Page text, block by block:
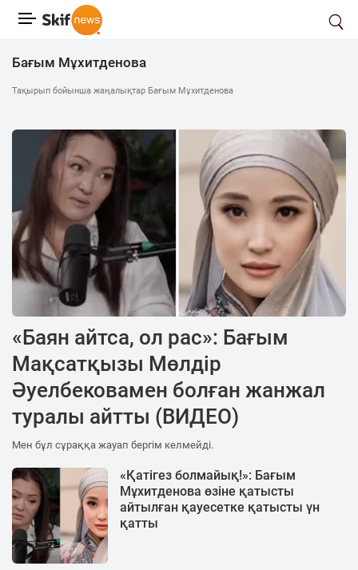
Бағым Мұхитденова
Тақырып бойынша жаңалықтар Бағым Мұхитденова
«Баян айтса, ол рас»: Бағым
Мақсатқызы Мөлдір
Әуелбековамен болған жанжал
туралы айтты (ВИДЕО)
Мен бұл сұраққа жауап бергім келмейді.
«Қатігез болмайық!»: Бағым
Мұхитденова өзіне қатысты
айтылған қауесетке қатысты үн
қатты